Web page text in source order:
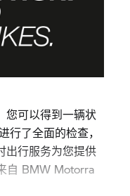
可以得到一辆状
行了全面的检查，
出行服务为您提供
自 BMW Motorra